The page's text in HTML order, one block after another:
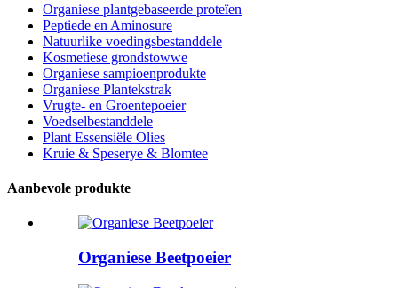
Organiese plantgebaseerde proteïen
Peptiede en Aminosure
Natuurlike voedingsbestanddele
Kosmetiese grondstowwe
Organiese sampioenprodukte
Organiese Plantekstrak
Vrugte- en Groentepoeier
Voedselbestanddele
Plant Essensiële Olies
Kruie & Speserye & Blomtee
Aanbevole produkte
Organiese Beetpoeier